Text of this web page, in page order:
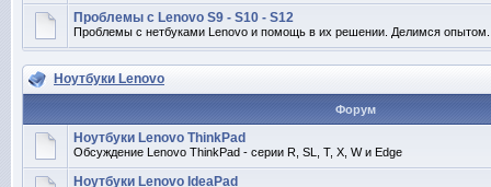
Проблемы с Lenovo S9 - S10 - S12
Проблемы с нетбуками Lenovo и помощь в их решении. Делимся опытом.
Ноутбуки Lenovo
Форум
Ноутбуки Lenovo ThinkPad
Обсуждение Lenovo ThinkPad - серии R, SL, T, X, W и Edge
Ноутбуки Lenovo IdeaPad